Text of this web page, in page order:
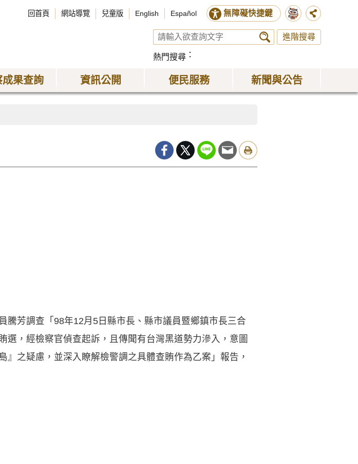
回首頁 網站導覽 兒童版 English Español 無障礙快捷鍵
進階搜尋
熱門搜尋
成果查詢 資訊公開 便民服務 新聞與公告
騰芳調查「98年12月5日縣市長、縣市議員暨鄉鎮市長三合
選，經檢察官偵查起訴，且傳聞有台灣黑道勢力滲入，意圖
』之疑慮，並深入瞭解檢警調之具體查賄作為乙案」報告，